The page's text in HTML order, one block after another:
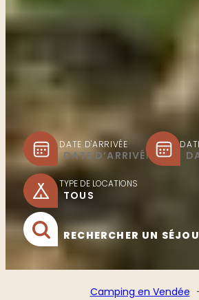
DATE D'ARRIVÉE
TYPE DE LOCATIONS
RECHERCHER UN
Camping en Vendée